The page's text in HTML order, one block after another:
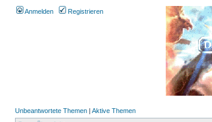
Anmelden Registrieren
Unbeantwortete Themen | Aktive Themen